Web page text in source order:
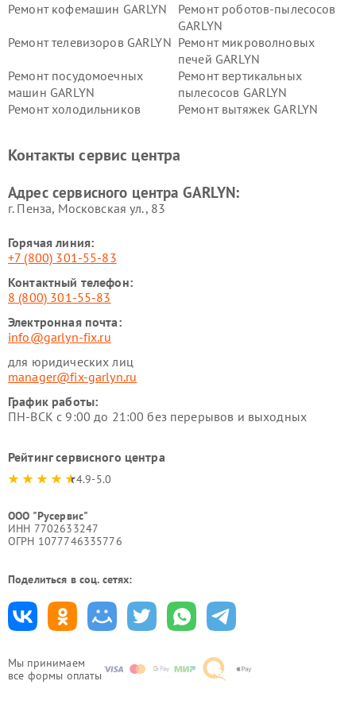
Мы принимаем
все формы оплаты
Ремонт кофемашин GARLYN
Ремонт роботов-пылесосов
GARLYN
Ремонт телевизоров GARLYN Ремонт микроволновых
печей GARLYN
Ремонт посудомоечных
машин GARLYN
Ремонт вертикальных
пылесосов GARLYN
Ремонт холодильников
Ремонт вытяжек GARLYN
стеклоочистителей GARLYN
GARLYN
GARLYN
Контакты сервис центра
Адрес сервисного центра GARLYN:
г. Пенза, Московская ул., 83
Горячая линия:
+7 (800) 301-55-83
Контактный телефон:
8 (800) 301-55-83
Электронная почта:
info@garlyn-fix.ru
для юридических лиц
manager@fix-garlyn.ru
График работы:
ПН-ВСК с 9:00 до 21:00 без перерывов и выходных
Рейтинг сервисного центра
4.9-5.0
ООО "Русервис"
ИНН 7702633247
ОГРН 1077746335776
Поделиться в соц. сетях: